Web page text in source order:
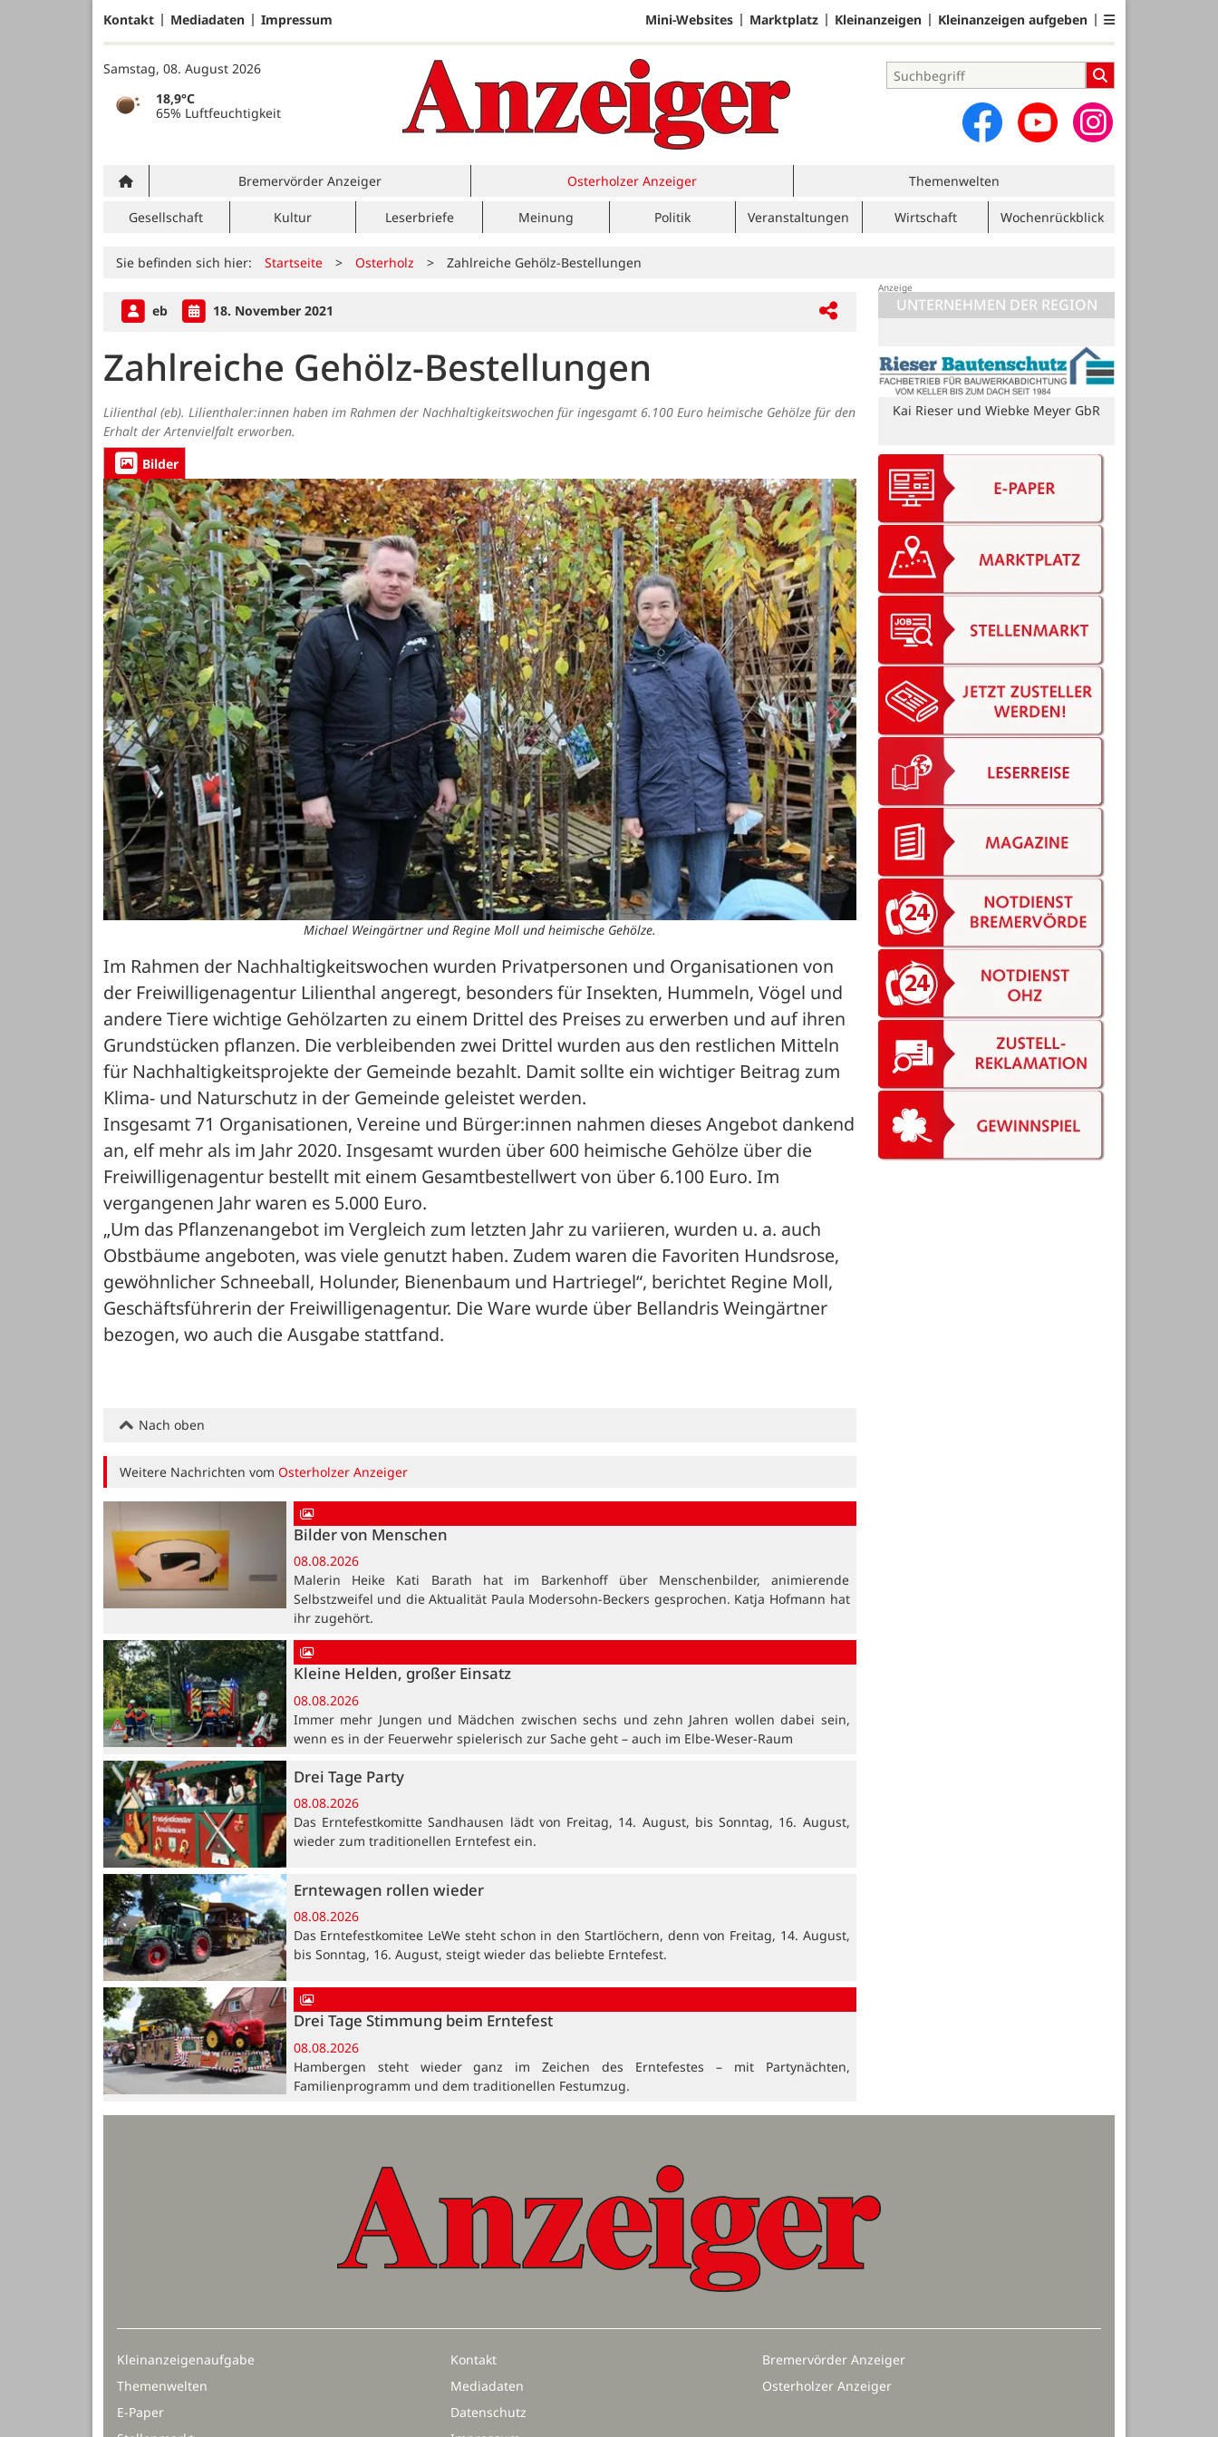
Kontakt Mediadaten Impressum Mini-Websites Marktplatz Kleinanzeigen Kleinanzeigen aufgeben
Samstag, 08. August 2026
18,9°C
65% Luftfeuchtigkeit
Bremervörder Anzeiger Osterholzer Anzeiger Themenwelten
Gesellschaft Kultur Leserbriefe Meinung Politik Veranstaltungen Wirtschaft Wochenrückblick
Sie befinden sich hier: Startseite > Osterholz > Zahlreiche Gehölz-Bestellungen
eb 18. November 2021
Zahlreiche Gehölz-Bestellungen
Lilienthal (eb). Lilienthaler:innen haben im Rahmen der Nachhaltigkeitswochen für ingesgamt 6.100 Euro heimische Gehölze für den
Erhalt der Artenvielfalt erworben.
Bilder
Michael Weingärtner und Regine Moll und heimische Gehölze.
Im Rahmen der Nachhaltigkeitswochen wurden Privatpersonen und Organisationen von
der Freiwilligenagentur Lilienthal angeregt, besonders für Insekten, Hummeln, Vögel und
andere Tiere wichtige Gehölzarten zu einem Drittel des Preises zu erwerben und auf ihren
Grundstücken pflanzen. Die verbleibenden zwei Drittel wurden aus den restlichen Mitteln
für Nachhaltigkeitsprojekte der Gemeinde bezahlt. Damit sollte ein wichtiger Beitrag zum
Klima- und Naturschutz in der Gemeinde geleistet werden.
Insgesamt 71 Organisationen, Vereine und Bürger:innen nahmen dieses Angebot dankend
an, elf mehr als im Jahr 2020. Insgesamt wurden über 600 heimische Gehölze über die
Freiwilligenagentur bestellt mit einem Gesamtbestellwert von über 6.100 Euro. Im
vergangenen Jahr waren es 5.000 Euro.
„Um das Pflanzenangebot im Vergleich zum letzten Jahr zu variieren, wurden u. a. auch
Obstbäume angeboten, was viele genutzt haben. Zudem waren die Favoriten Hundsrose,
gewöhnlicher Schneeball, Holunder, Bienenbaum und Hartriegel“, berichtet Regine Moll,
Geschäftsführerin der Freiwilligenagentur. Die Ware wurde über Bellandris Weingärtner
bezogen, wo auch die Ausgabe stattfand.
Nach oben
Weitere Nachrichten vomOsterholzer Anzeiger
Bilder von Menschen
08.08.2026
Malerin Heike Kati Barath hat im Barkenhoff über Menschenbilder, animierende
Selbstzweifel und die Aktualität Paula Modersohn-Beckers gesprochen. Katja Hofmann hat
ihr zugehört.
Kleine Helden, großer Einsatz
08.08.2026
Immer mehr Jungen und Mädchen zwischen sechs und zehn Jahren wollen dabei sein,
wenn es in der Feuerwehr spielerisch zur Sache geht – auch im Elbe-Weser-Raum
Drei Tage Party
08.08.2026
Das Erntefestkomitte Sandhausen lädt von Freitag, 14. August, bis Sonntag, 16. August,
wieder zum traditionellen Erntefest ein.
Erntewagen rollen wieder
08.08.2026
Das Erntefestkomitee LeWe steht schon in den Startlöchern, denn von Freitag, 14. August,
bis Sonntag, 16. August, steigt wieder das beliebte Erntefest.
Drei Tage Stimmung beim Erntefest
08.08.2026
Hambergen steht wieder ganz im Zeichen des Erntefestes – mit Partynächten,
Familienprogramm und dem traditionellen Festumzug.
UNTERNEHMEN DER REGION
Blome Elektrik GmbH
Kleinanzeigenaufgabe
Themenwelten
E-Paper
Kontakt
Mediadaten
Datenschutz
Bremervörder Anzeiger
Osterholzer Anzeiger